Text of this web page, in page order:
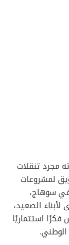
مجرد تنقلات
لمشروعات
سوهاج،
الصعيد،
استثماريًا